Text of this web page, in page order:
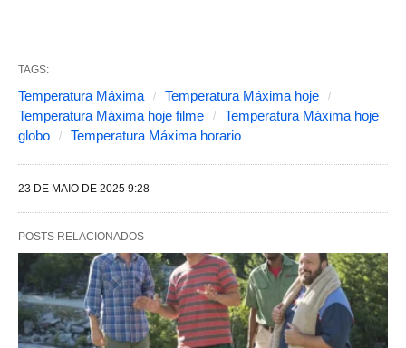
s
s
e
g
n
t
e
s
a
TAGS:
Temperatura Máxima
Temperatura Máxima hoje
Temperatura Máxima hoje filme
Temperatura Máxima hoje
globo
Temperatura Máxima horario
23 DE MAIO DE 2025 9:28
POSTS RELACIONADOS